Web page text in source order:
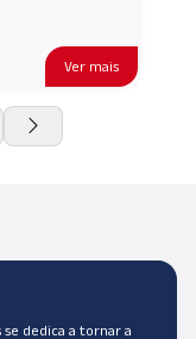
Ver mais
se dedica a tornar a